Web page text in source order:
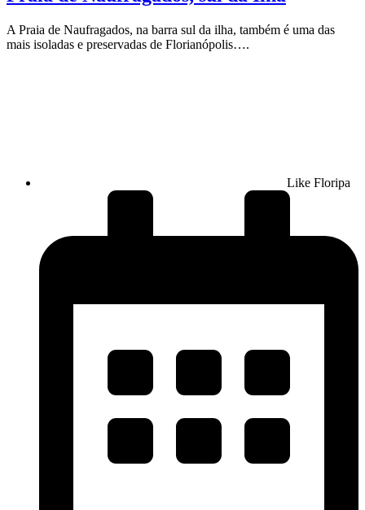
A Praia de Naufragados, na barra sul da ilha, também é uma das
mais isoladas e preservadas de Florianópolis….
Like Floripa